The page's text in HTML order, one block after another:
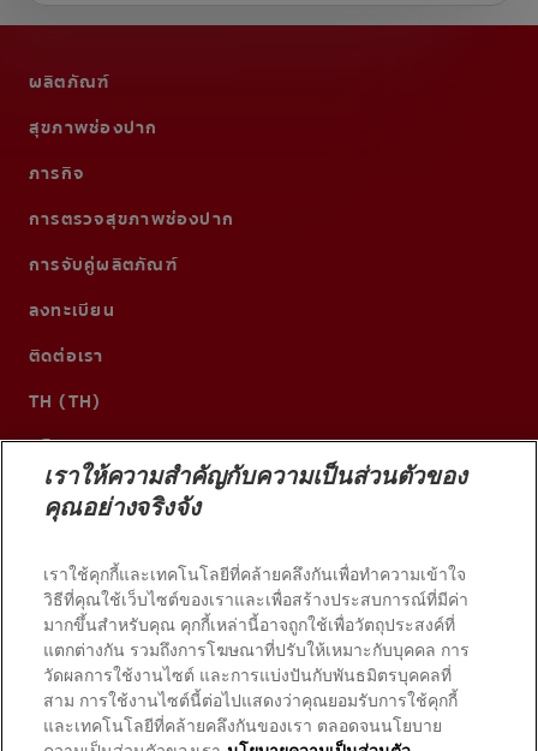
ผลิตภัณฑ์
สุขภาพช่องปาก
ภารกิจ
การตรวจสุขภาพช่องปาก
การจับคู่ผลิตภัณฑ์
ลงทะเบียน
ติดต่อเรา
TH (TH)
© 2026 บริษัท คอลเกต-ปาล์มโอลีฟ สงวนลิขสิทธิ์
เราให้ความสำคัญกับความเป็นส่วนตัวของ
คุณอย่างจริงจัง
เราใช้คุกกี้และเทคโนโลยีที่คล้ายคลึงกันเพื่อทำความเข้าใจ
วิธีที่คุณใช้เว็บไซต์ของเราและเพื่อสร้างประสบการณ์ที่มีค่า
มากขึ้นสำหรับคุณ คุกกี้เหล่านี้อาจถูกใช้เพื่อวัตถุประสงค์ที่
แตกต่างกัน รวมถึงการโฆษณาที่ปรับให้เหมาะกับบุคคล การ
วัดผลการใช้งานไซต์ และการแบ่งปันกับพันธมิตรบุคคลที่
สาม การใช้งานไซต์นี้ต่อไปแสดงว่าคุณยอมรับการใช้คุกกี้
และเทคโนโลยีที่คล้ายคลึงกันของเรา ตลอดจนนโยบาย